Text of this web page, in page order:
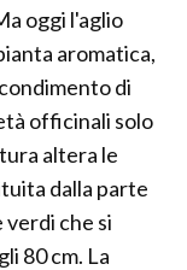
oggi l'aglio
aromatica,
di
officinali solo
altera le
dalla parte
verdi che si
80 cm. La